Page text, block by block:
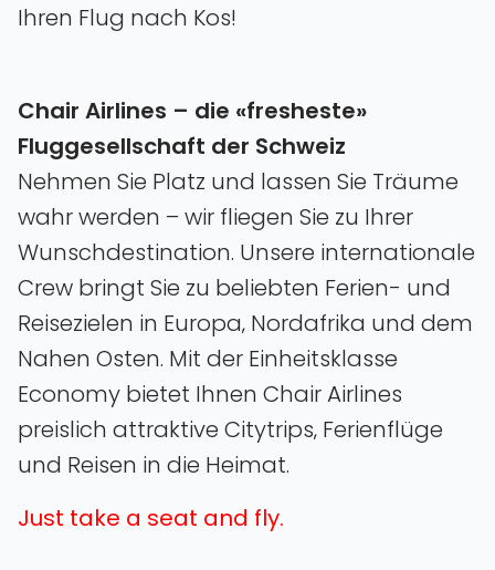
Ihren Flug nach Kos!
Chair Airlines – die «fresheste»
Fluggesellschaft der Schweiz
Nehmen Sie Platz und lassen Sie Träume
wahr werden – wir fliegen Sie zu Ihrer
Wunschdestination. Unsere internationale
Crew bringt Sie zu beliebten Ferien- und
Reisezielen in Europa‚ Nordafrika und dem
Nahen Osten. Mit der Einheitsklasse
Economy bietet Ihnen Chair Airlines
preislich attraktive Citytrips‚ Ferienflüge
und Reisen in die Heimat.
Just take a seat and fly.